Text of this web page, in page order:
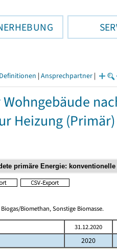
Definitionen | Ansprechpartner |
Heizung
Biomethan, Sonstige Biomasse.
31.12.2020
2020